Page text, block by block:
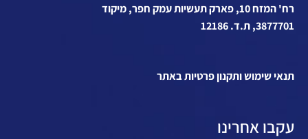
רח' המזח 10, פארק תעשיות עמק חפר, מיקוד
3877701, ת.ד. 12186
תנאי שימוש ותקנון פרטיות באתר
עקבו אחרינו